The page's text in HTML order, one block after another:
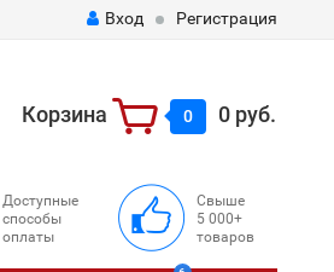
Вход Регистрация
Корзина 0 0 руб.
Доступные
способы
оплаты
Свыше
5 000+
товаров